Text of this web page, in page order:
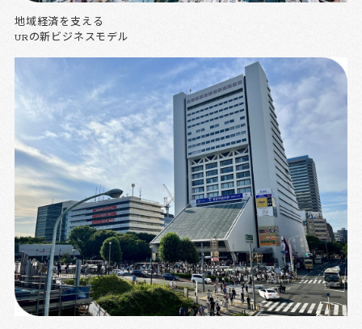
地域経済を支える
URの新ビジネスモデル